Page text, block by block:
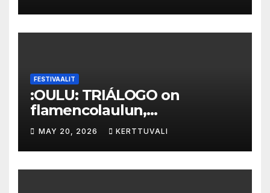
FESTIVAALIT
:OULU: TRIÁLOGO on
flamencolaulun,
elektronisen musiikin ja
hylätyn tilan välinen trialogi
MAY 20, 2026 KERTTUVALI